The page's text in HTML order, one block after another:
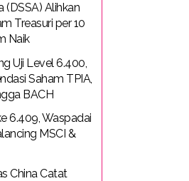
(DSSA) Alihkan
Treasuri per 10
Naik
Uji Level 6.400,
Saham TPIA,
BACH
6.409, Waspadai
MSCI &
China Catat